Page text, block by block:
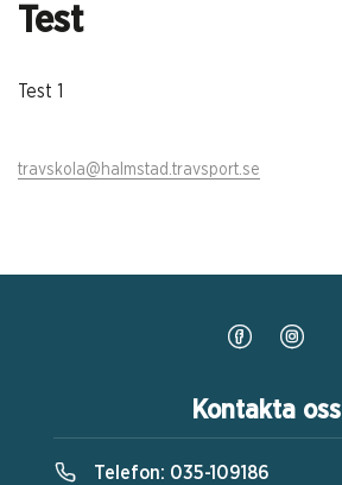
Test
Test 1
travskola@halmstad.travsport.se
Kontakta oss
Telefon: 035-109186